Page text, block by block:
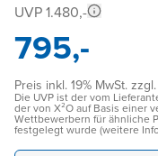
UVP 1.480,-
795,-
Preis inkl. 19% MwSt.
Die UVP ist der vom
der von X²O auf Basis einer
Wettbewerbern für ähnliche
festgelegt wurde (weitere